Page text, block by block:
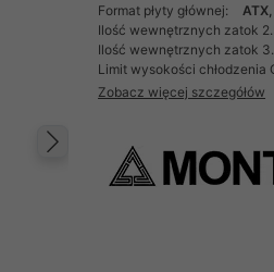
Następny
Format płyty głównej:
Ilość wewnętrznych zatok
Ilość wewnętrznych zatok
Limit wysokości chłodzenia
Zobacz więcej szczegółów